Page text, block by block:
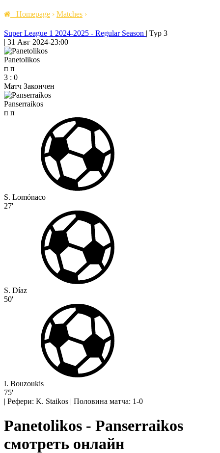
Homepage › Matches ›
Super League 1 2024-2025 - Regular Season | Тур 3
| 31 Авг 2024-23:00
Panetolikos
п п
3 : 0
Матч Закончен
Panserraikos
п п
S. Lomónaco
27'
S. Díaz
50'
I. Bouzoukis
75'
| Рефери: K. Staikos | Половина матча: 1-0
Panetolikos - Panserraikos
смотреть онлайн